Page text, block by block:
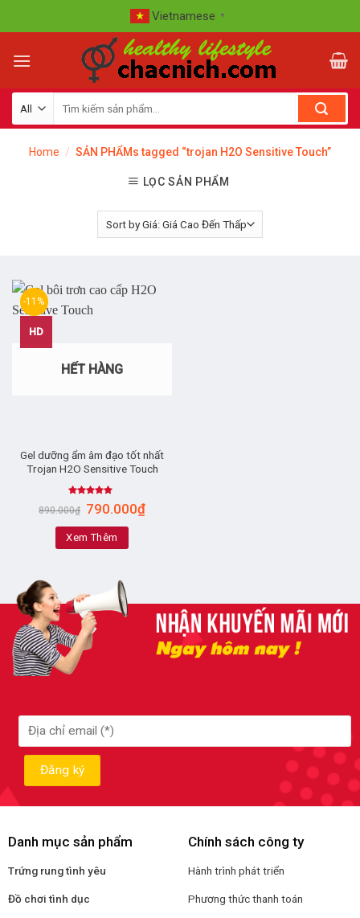
to
Vietnamese ▼
Home / SẢN PHẨMs tagged “trojan H2O Sensitive Touch”
LỌC SẢN PHẨM
-11%
HD
HẾT HÀNG
Gel dưỡng ẩm âm đạo tốt nhất
Trojan H2O Sensitive Touch
Rated 4.86
out of 5
890.000₫ 790.000₫
Xem Thêm
Danh mục sản phẩm
Trứng rung tình yêu
Đồ chơi tình dục
Chính sách công ty
Hành trình phát triển
Phương thức thanh toán